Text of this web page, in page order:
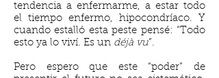
tendencia a enfermarme, a estar todo
el tiempo enfermo, hipocondríaco. Y
cuando estalló esta peste pensé: “Todo
esto ya lo viví. Es un déjà vu”.
Pero espero que este “poder” de